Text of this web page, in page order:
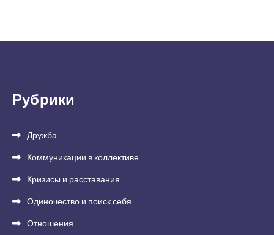
Рубрики
Дружба
Коммуникации в коллективе
Кризисы и расставания
Одиночество и поиск себя
Отношения